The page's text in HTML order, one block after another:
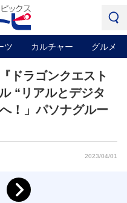
ツ カルチャー グルメ
ドラゴンクエスト
“リアルとデジタ
！」パソナグルー
2023/04/01